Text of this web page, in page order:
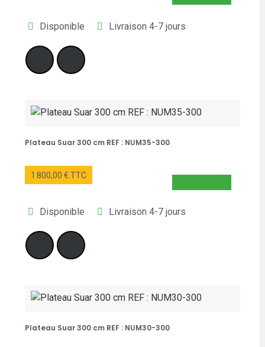
Disponible Livraison 4-7 jours
Plateau Suar 300 cm REF : NUM35-300
1 800,00 € TTC
Disponible Livraison 4-7 jours
Plateau Suar 300 cm REF : NUM30-300